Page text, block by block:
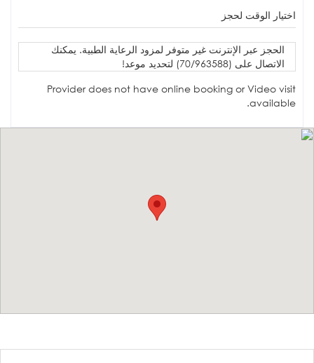
اختيار الوقت لحجز
الحجز عبر الإنترنت غير متوفر لمزود الرعاية الطبية. يمكنك
الاتصال على (70/963588) لتحديد موعد!
Provider does not have online booking or Video visit
available.